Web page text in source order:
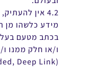
4.2 אין
מידע כלשהו מן
בכתב מטעם
ו/או חלק ממנו
(Iframe, Imbedded, Deep Link).